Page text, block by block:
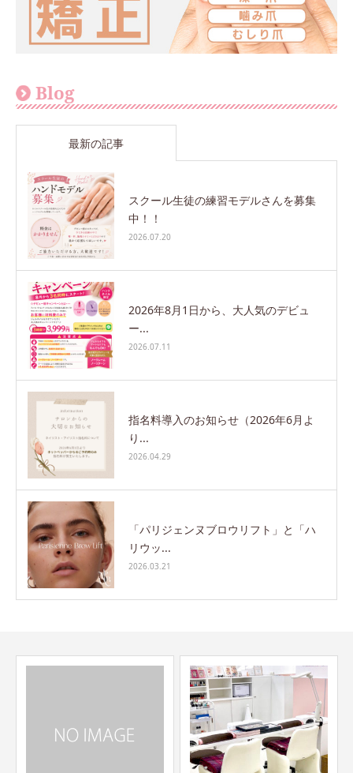
Blog
最新の記事
スクール生徒の練習モデルさんを募集
中！！
2026.07.20
2026年8月1日から、大人気のデビュ
ー...
2026.07.11
指名料導入のお知らせ（2026年6月よ
り...
2026.04.29
「パリジェンヌブロウリフト」と「ハ
リウッ...
2026.03.21